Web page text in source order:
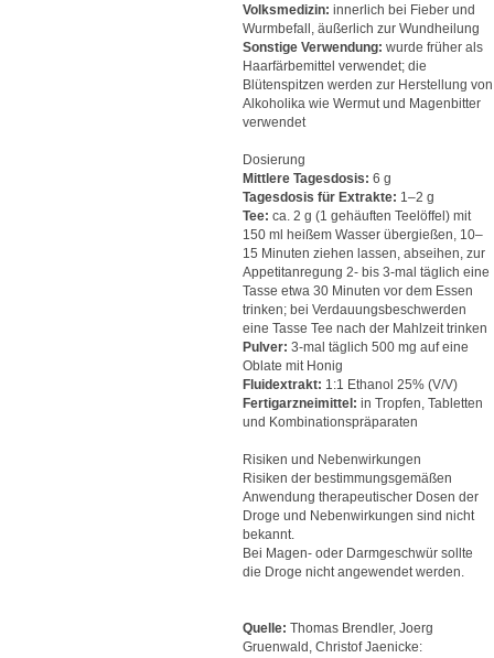
Volksmedizin: innerlich bei Fieber und
Wurmbefall, äußerlich zur Wundheilung
Sonstige Verwendung: wurde früher als
Haarfärbemittel verwendet; die
Blütenspitzen werden zur Herstellung von
Alkoholika wie Wermut und Magenbitter
verwendet
Dosierung
Mittlere Tagesdosis: 6 g
Tagesdosis für Extrakte: 1–2 g
Tee: ca. 2 g (1 gehäuften Teelöffel) mit
150 ml heißem Wasser übergießen, 10–
15 Minuten ziehen lassen, abseihen, zur
Appetitanregung 2- bis 3-mal täglich eine
Tasse etwa 30 Minuten vor dem Essen
trinken; bei Verdauungsbeschwerden
eine Tasse Tee nach der Mahlzeit trinken
Pulver: 3-mal täglich 500 mg auf eine
Oblate mit Honig
Fluidextrakt: 1:1 Ethanol 25% (V/V)
Fertigarzneimittel: in Tropfen, Tabletten
und Kombinationspräparaten
Risiken und Nebenwirkungen
Risiken der bestimmungsgemäßen
Anwendung therapeutischer Dosen der
Droge und Nebenwirkungen sind nicht
bekannt.
Bei Magen- oder Darmgeschwür sollte
die Droge nicht angewendet werden.
Quelle: Thomas Brendler, Joerg
Gruenwald, Christof Jaenicke: